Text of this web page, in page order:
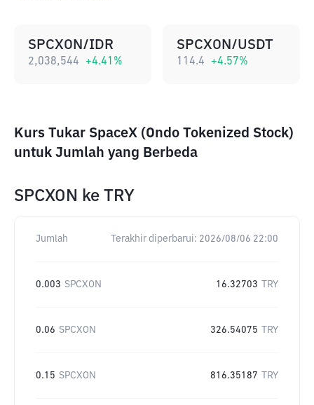
SPCXON/IDR
2,038,544 +4.41 %
SPCXON/USDT
114.4 +4.57%
Kurs Tukar SpaceX (Ondo Tokenized Stock)
untuk Jumlah yang Berbeda
SPCXON ke TRY
Jumlah Terakhir diperbarui: 2026/08/06 22:00
0.003 SPCXON 16.32703 TRY
0.06 SPCXON 326.54075 TRY
0.15 SPCXON 816.35187 TRY